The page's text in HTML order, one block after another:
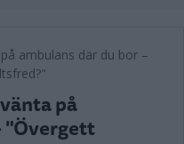
på
"Övergett